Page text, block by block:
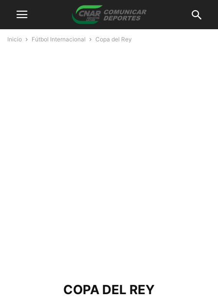
Inicio Fútbol Internacional Copa del Rey
COPA DEL REY